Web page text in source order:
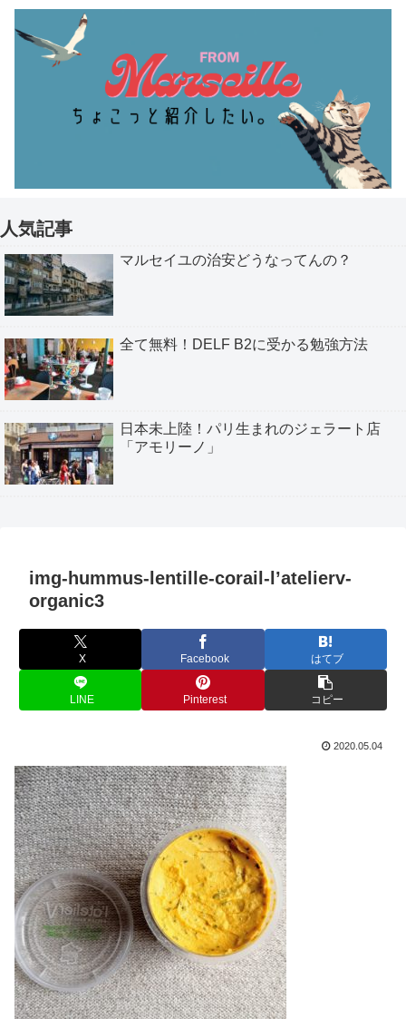
人気記事
マルセイユの治安どうなってんの？
全て無料！DELF B2に受かる勉強方法
日本未上陸！パリ生まれのジェラート店
「アモリーノ」
img-hummus-lentille-corail-l’atelierv-
organic3
X Facebook はてブ
LINE Pinterest コピー
2020.05.04